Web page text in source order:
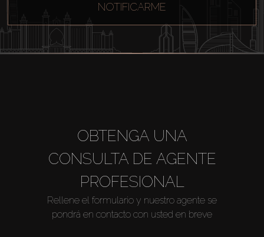
NOTIFICARME
OBTENGA UNA
CONSULTA DE AGENTE
PROFESIONAL
Rellene el formulario y nuestro agente se
pondrá en contacto con usted en breve